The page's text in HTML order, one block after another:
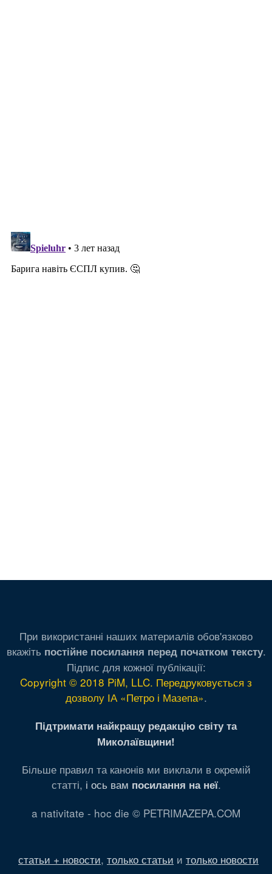
При використанні наших материалів обов'язково
вкажіть постійне посилання перед початком тексту.
Підпис для кожної публікації:
Copyright © 2018 PiM, LLC. Передруковується з
дозволу ІА «Петро і Мазепа».
Підтримати найкращу редакцію світу та
Миколаївщини!
Більше правил та канонів ми виклали в окремій
статті, і ось вам посилання на неї.
a nativitate - hoc die © PETRIMAZEPA.COM
статьи + новости, только статьи и только новости